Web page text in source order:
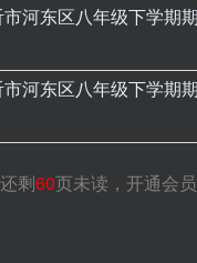
剩60页未读，开通会